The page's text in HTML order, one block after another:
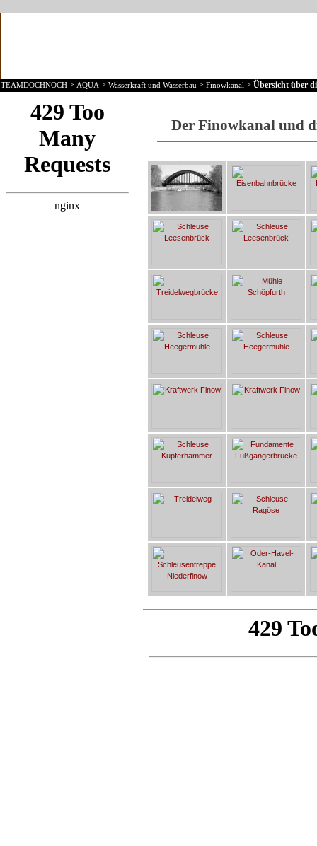
TEAMDOCHNOCH > AQUA > Wasserkraft und Wasserbau > Finowkanal > Übersicht über
Der Finowkanal und